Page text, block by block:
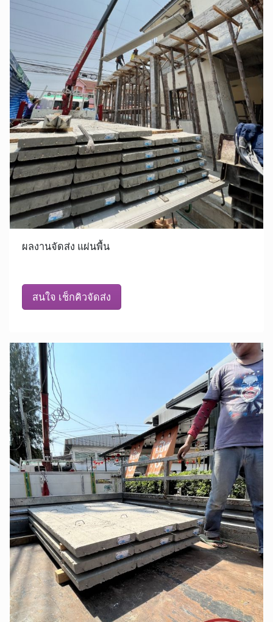
ผลงานจัดส่ง แผ่นพื้น
สนใจ เช็กคิวจัดส่ง